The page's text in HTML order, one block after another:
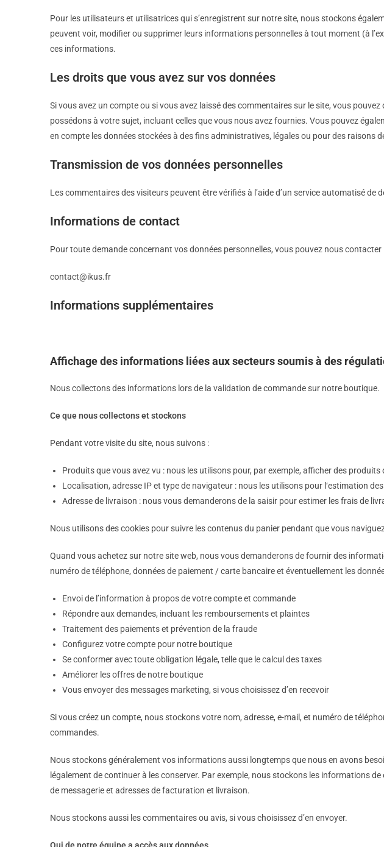
Pour les utilisateurs et utilisatrices qui s’enregistrent sur notre site, nous stockons
peuvent voir, modifier ou supprimer leurs informations personnelles à tout moment (à
ces informations.
Les droits que vous avez sur vos données
Si vous avez un compte ou si vous avez laissé des commentaires sur le site, vous
possédons à votre sujet, incluant celles que vous nous avez fournies. Vous pouvez
en compte les données stockées à des fins administratives, légales ou pour des raisons
Transmission de vos données personnelles
Les commentaires des visiteurs peuvent être vérifiés à l’aide d’un service automatisé de
Informations de contact
Pour toute demande concernant vos données personnelles, vous pouvez nous contacter
contact@ikus.fr
Informations supplémentaires
Affichage des informations liées aux secteurs soumis à des
Nous collectons des informations lors de la validation de commande sur notre boutique.
Ce que nous collectons et stockons
Pendant votre visite du site, nous suivons :
Produits que vous avez vu : nous les utilisons pour, par exemple, afficher des produits
Localisation, adresse IP et type de navigateur : nous les utilisons pour l‘estimation
Adresse de livraison : nous vous demanderons de la saisir pour estimer les frais de
Nous utilisons des cookies pour suivre les contenus du panier pendant que vous
Quand vous achetez sur notre site web, nous vous demanderons de fournir des
numéro de téléphone, données de paiement / carte bancaire et éventuellement les
Envoi de l’information à propos de votre compte et commande
Répondre aux demandes, incluant les remboursements et plaintes
Traitement des paiements et prévention de la fraude
Configurez votre compte pour notre boutique
Se conformer avec toute obligation légale, telle que le calcul des taxes
Améliorer les offres de notre boutique
Vous envoyer des messages marketing, si vous choisissez d’en recevoir
Si vous créez un compte, nous stockons votre nom, adresse, e-mail, et numéro de
commandes.
Nous stockons généralement vos informations aussi longtemps que nous en avons
légalement de continuer à les conserver. Par exemple, nous stockons les informations
de messagerie et adresses de facturation et livraison.
Nous stockons aussi les commentaires ou avis, si vous choisissez d’en envoyer.